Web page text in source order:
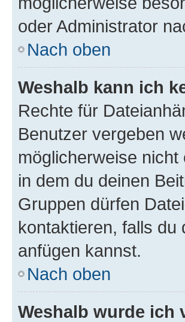
oder Administrator
Nach oben
Weshalb kann ich
Rechte für
Benutzer vergeben
möglicherweise
in dem du deinen
Gruppen dürfen
kontaktieren, falls du
anfügen kannst.
Nach oben
Weshalb wurde ich